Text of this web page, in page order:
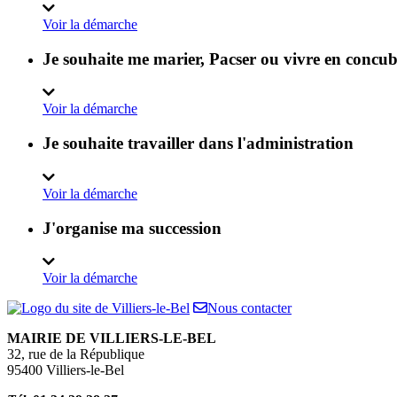
Voir la démarche
Je souhaite me marier, Pacser ou vivre en
Voir la démarche
Je souhaite travailler dans l'administration
Voir la démarche
J'organise ma succession
Voir la démarche
Nous contacter
MAIRIE DE VILLIERS-LE-BEL
32, rue de la République
95400 Villiers-le-Bel